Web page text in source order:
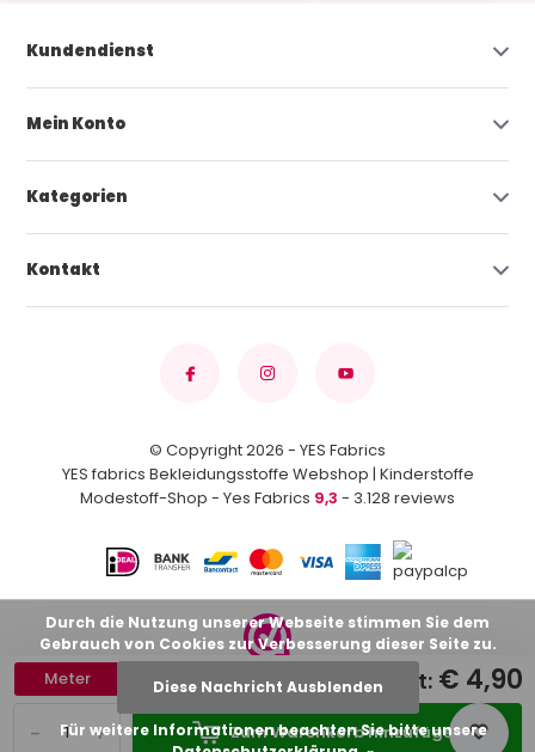
+
-
Meter
Zum Warenkorb hinzufügen
Gesamt: € 4,90
Kundendienst
Mein Konto
Kategorien
Kontakt
© Copyright 2026 - YES Fabrics
YES fabrics Bekleidungsstoffe Webshop | Kinderstoffe
Modestoff-Shop - Yes Fabrics 9,3 - 3.128 reviews
Durch die Nutzung unserer Webseite stimmen Sie dem
Gebrauch von Cookies zur Verbesserung dieser Seite zu.
Diese Nachricht Ausblenden
Für weitere Informationen beachten Sie bitte unsere